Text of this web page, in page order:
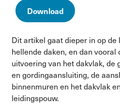
Download
Dit artikel gaat dieper in op
hellende daken, en dan vooral
uitvoering van het dakvlak, de
en gordingaansluiting, de
binnenmuren en het dakvlak
leidingspouw.